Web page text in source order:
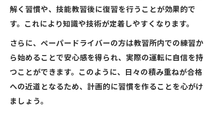
解く習慣や、技能教習後に復習を行うことが効果的で
す。これにより知識や技術が定着しやすくなります。
さらに、ペーパードライバーの方は教習所内での練習か
ら始めることで安心感を得られ、実際の運転に自信を持
つことができます。このように、日々の積み重ねが合格
への近道となるため、計画的に習慣を作ることを心がけ
ましょう。